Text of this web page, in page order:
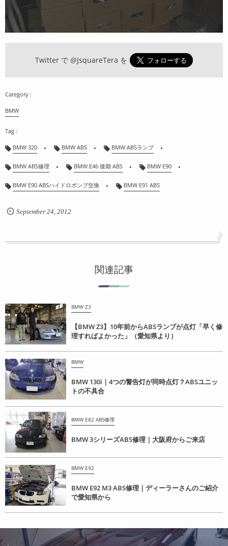
Twitter で @JsquareTera を
BMW
BMW 320 BMW ABS BMW ABSランプ
BMW ABS修理 BMW E46 後期 ABS BMW E90
BMW E90 ABSハイドロポンプ交換 BMW E91 ABS
September 24, 2012
関連記事
BMW Z3
【BMW Z3】10年前からABSランプが点灯「早く修
理すればよかった」（愛知県より）
BMW
BMW 130i｜4つの警告灯が同時点灯？ABSユニッ
トの不具合
BMW E82 ABS修理
BMW 3シリーズABS修理｜大阪府からご来店
BMW E92
BMW E92 M3 ABS修理｜ディーラーさんのご紹介
で愛知県から